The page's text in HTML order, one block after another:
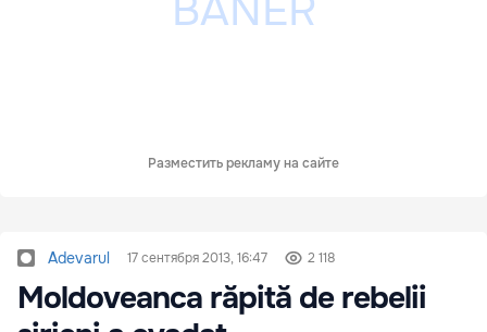
Разместить рекламу на сайте
Adevarul 17 сентября 2013, 16:47 2 118
Moldoveanca răpită de rebelii